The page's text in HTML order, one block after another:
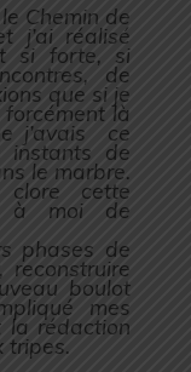
Chemin de
j’ai réalisé
si forte, si
de
que si je
là
j’avais ce
instants de
le marbre.
clore cette
à moi de
phases de
boulot
mes
la rédaction
tripes.